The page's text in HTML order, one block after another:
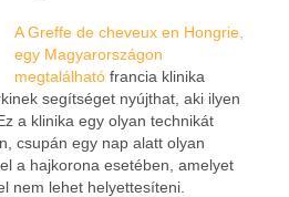
A Greffe de cheveux en Hongrie,
egy Magyarországon
megtalálható francia klinika
segítséget nyújthat, aki ilyen
a klinika egy olyan technikát
csupán egy nap alatt olyan
a hajkorona esetében, amelyet
nem lehet helyettesíteni.